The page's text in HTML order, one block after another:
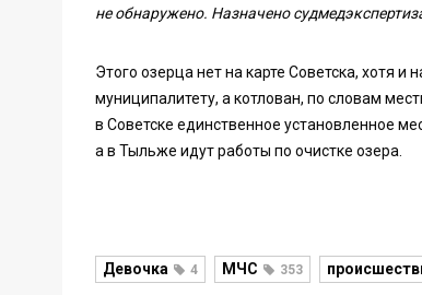
не обнаружено. Назначено
Этого озерца нет на карте Советска, хотя
муниципалитету, а котлован, по словам
в Советске единственное установленное
а в Тыльже идут работы по очистке озера.
Девочка 4 МЧС 353